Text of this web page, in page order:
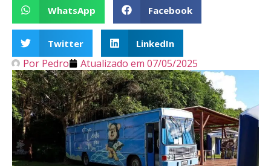
WhatsApp Facebook
Twitter LinkedIn
Por Pedro Atualizado em 07/05/2025